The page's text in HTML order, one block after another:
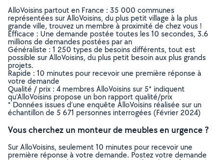
AlloVoisins partout en France : 35 000 communes
représentées sur AlloVoisins, du plus petit village à la plus
grande ville, trouvez un membre à proximité de chez vous !
Efficace : Une demande postée toutes les 10 secondes, 3.6
millions de demandes postées par an
Généraliste : 1 250 types de besoins différents, tout est
possible sur AlloVoisins, du plus petit besoin aux plus grands
projets.
Rapide : 10 minutes pour recevoir une première réponse à
votre demande
Qualité / prix : 4 membres AlloVoisins sur 5* indiquent
qu’AlloVoisins propose un bon rapport qualité/prix
* Données issues d’une enquête AlloVoisins réalisée sur un
échantillon de 5 671 personnes interrogées (Février 2024)
Vous cherchez un monteur de meubles en urgence ?
Sur AlloVoisins, seulement 10 minutes pour recevoir une
première réponse à votre demande. Postez votre demande